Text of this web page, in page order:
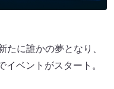
たに誰かの夢となり、
ベントがスタート。